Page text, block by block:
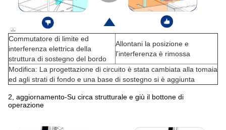
Commutatore di limite ed
interferenza elettrica della
struttura di sostegno del bordo
Allontani la posizione e
l'interferenza è rimossa
Modifica: La progettazione di circuito è stata cambiata alla tomaia
ed agli strati di fondo e una base di sostegno si è aggiunta
2, aggiornamento-Su circa strutturale e giù il bottone di
operazione